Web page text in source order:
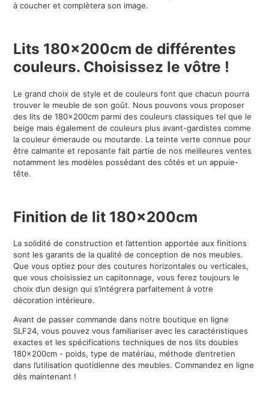
à coucher et complètera son image.
Lits 180x200cm de différentes
couleurs. Choisissez le vôtre !
Le grand choix de style et de couleurs font que chacun pourra
trouver le meuble de son goût. Nous pouvons vous proposer
des lits de 180x200cm parmi des couleurs classiques tel que le
beige mais également de couleurs plus avant-gardistes comme
la couleur émeraude ou moutarde. La teinte verte connue pour
être calmante et reposante fait partie de nos meilleures ventes
notamment les modèles possédant des côtés et un appuie-
tête.
Finition de lit 180x200cm
La solidité de construction et l’attention apportée aux finitions
sont les garants de la qualité de conception de nos meubles.
Que vous optiez pour des coutures horizontales ou verticales,
que vous choisissiez un capitonnage, vous ferez toujours le
choix d’un design qui s’intégrera parfaitement à votre
décoration intérieure.
Avant de passer commande dans notre boutique en ligne
SLF24, vous pouvez vous familiariser avec les caractéristiques
exactes et les spécifications techniques de nos lits doubles
180x200cm - poids, type de matériau, méthode d’entretien
dans l’utilisation quotidienne des meubles. Commandez en ligne
dès maintenant !